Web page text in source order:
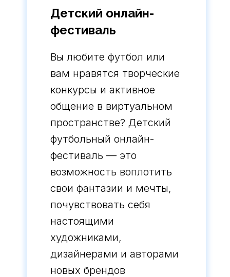
Детский онлайн-
фестиваль
Вы любите футбол или
вам нравятся творческие
конкурсы и активное
общение в виртуальном
пространстве? Детский
футбольный онлайн-
фестиваль — это
возможность воплотить
свои фантазии и мечты,
почувствовать себя
настоящими
художниками,
дизайнерами и авторами
новых брендов